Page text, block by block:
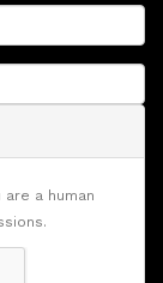
a human